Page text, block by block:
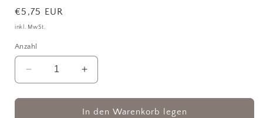
Normaler
Preis
€5,75 EUR
inkl. MwSt.
Anzahl
Verringere
die
Menge
Erhöhe
die
Menge
für
In den Warenkorb legen